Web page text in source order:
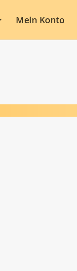
Mein Konto